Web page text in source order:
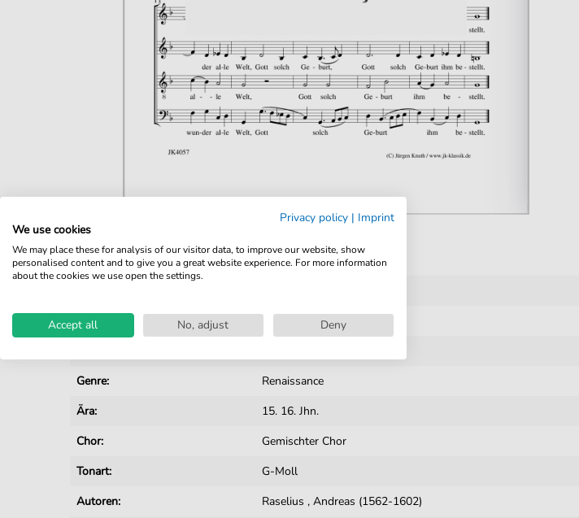
Details
Arrangement:
Besetzungen mit Gesang
Genre:
Renaissance
Ära:
15. 16. Jhn.
Chor:
Gemischter Chor
Tonart:
G-Moll
Autoren:
Raselius ,Andreas (1562-1602)
Privacy policy | Imprint
We use cookies
We may place these for analysis of our visitor data, to improve our website, show
personalised content and to give you a great website experience. For more information
about the cookies we use open the settings.
Accept all No, adjust Deny